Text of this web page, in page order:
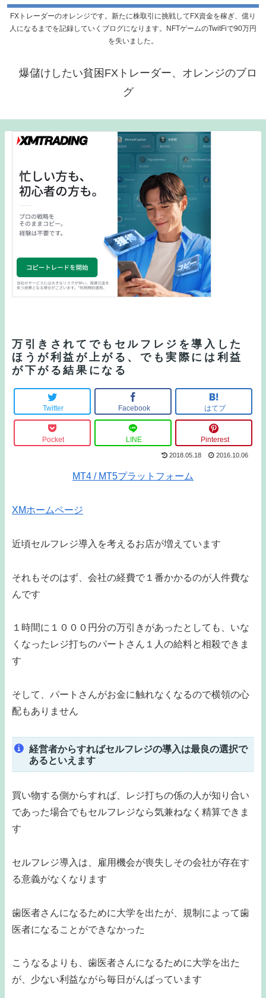
FXトレーダーのオレンジです。新たに株取引に挑戦してFX資金を稼ぎ、億り
人になるまでを記録していくブログになります。NFTゲームのTwitFiで90万円
を失いました。
爆儲けしたい貧困FXトレーダー、オレンジのブロ
グ
万引きされてでもセルフレジを導入した
ほうが利益が上がる、でも実際には利益
が下がる結果になる
Twitter Facebook はてブ
Pocket LINE Pinterest
2018.05.18 2016.10.06
MT4 / MT5プラットフォーム
XMホームページ
近頃セルフレジ導入を考えるお店が増えています
それもそのはず、会社の経費で１番かかるのが人件費な
んです
１時間に１０００円分の万引きがあったとしても、いな
くなったレジ打ちのパートさん１人の給料と相殺できま
す
そして、パートさんがお金に触れなくなるので横領の心
配もありません
経営者からすればセルフレジの導入は最良の選択で
あるといえます
買い物する側からすれば、レジ打ちの係の人が知り合い
であった場合でもセルフレジなら気兼ねなく精算できま
す
セルフレジ導入は、雇用機会が喪失しその会社が存在す
る意義がなくなります
歯医者さんになるために大学を出たが、規制によって歯
医者になることができなかった
こうなるよりも、歯医者さんになるために大学を出た
が、少ない利益ながら毎日がんばっています